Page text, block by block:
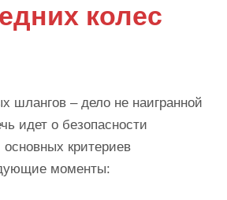
колес
шлангов – дело не наигранной
идет о безопасности
критериев
моменты: